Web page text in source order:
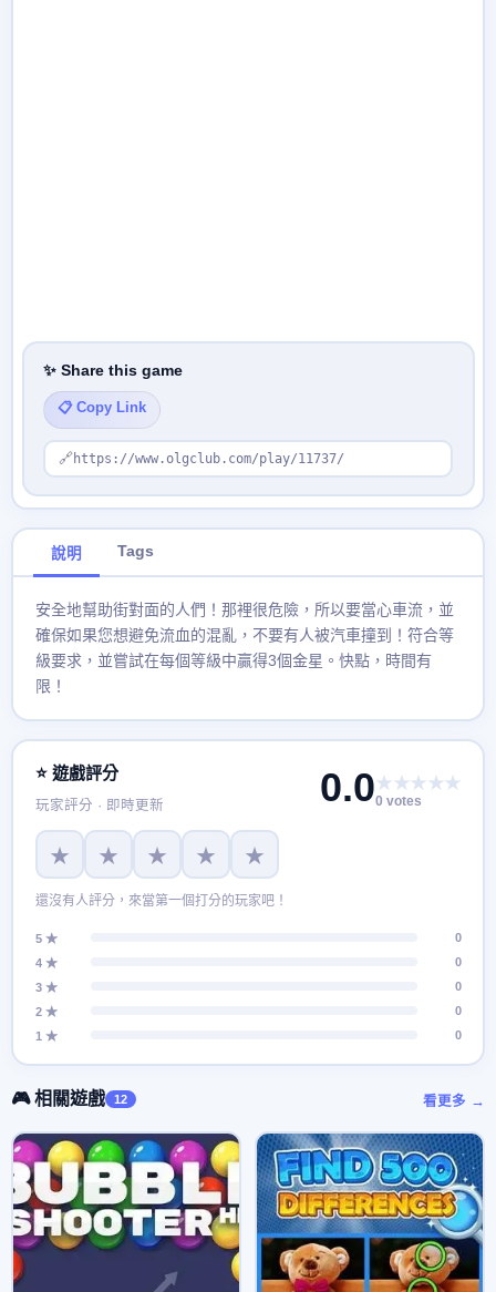
✨ Share this game
📋 Copy Link
🔗 https://www.olgclub.com/play/11737/
說明 Tags
安全地幫助街對面的人們！那裡很危險，所以要當心車流，並
確保如果您想避免流血的混亂，不要有人被汽車撞到！符合等
級要求，並嘗試在每個等級中贏得3個金星。快點，時間有
限！
⭐ 遊戲評分
玩家評分 · 即時更新 0.0★★★★★
0 votes
★ ★ ★ ★ ★
還沒有人評分，來當第一個打分的玩家吧！
5 ★
0
4 ★
0
3 ★
0
2 ★
0
1 ★
0
🎮 相關遊戲 12 看更多 →